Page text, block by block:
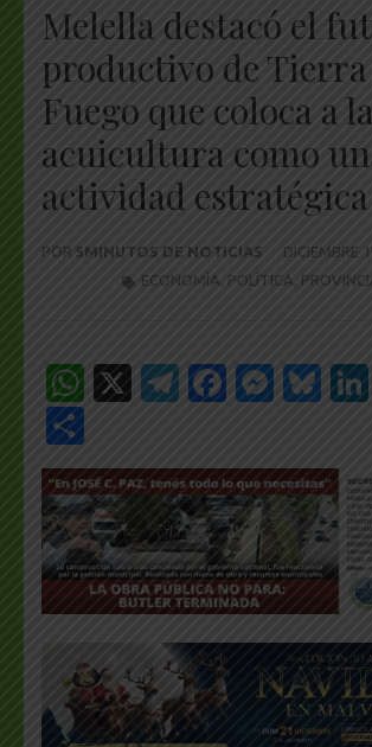
Melella destacó el
productivo de
Fuego que coloca a la
acuicultura como
actividad estratégica
POR 5MINUTOS DE NOTICIAS
DICIEMBRE
ECONOMÍA, POLÍTICA
WhatsApp
X Telegram